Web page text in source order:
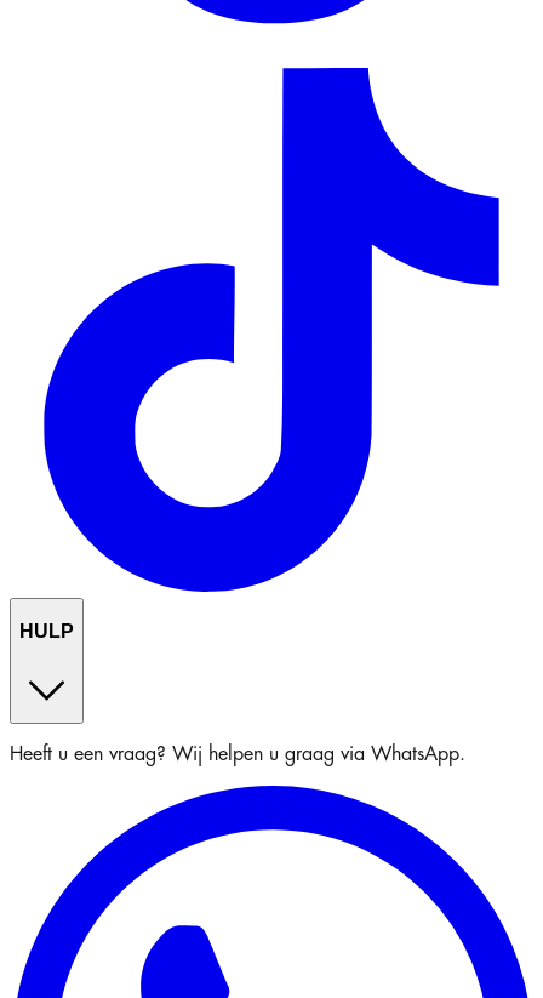
HULP
Heeft u een vraag? Wij helpen u graag via WhatsApp.